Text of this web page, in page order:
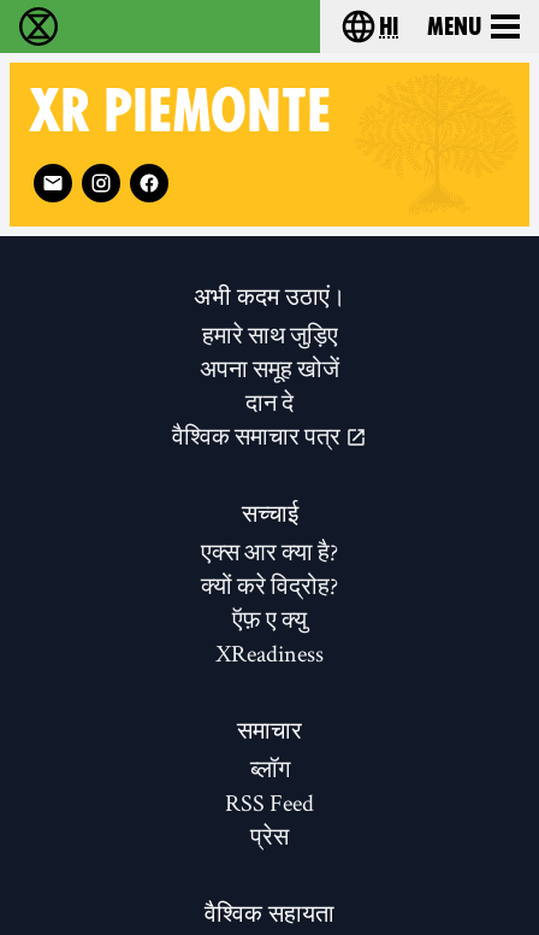
विलुप्ति विद्रोह - Home Choose your
hi Menu
XR PIEMONTE
Follow XR Piemonte on
अभी कदम उठाएं।
हमारे साथ जुड़िए
अपना समूह खोजें
दान दे
वैश्विक समाचार पत्र
सच्चाई
एक्स आर क्या है?
क्यों करे विद्रोह?
ऍफ़ ए क्यु
XReadiness
समाचार
ब्लॉग
RSS Feed
प्रेस
वैश्विक सहायता